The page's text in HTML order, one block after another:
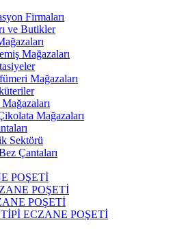
Firmaları
ve Butikler
Mağazaları
Mağazaları
Mağazaları
Sektörü
Çantaları
POŞETİ
POŞETİ
POŞETİ
ECZANE POŞETİ